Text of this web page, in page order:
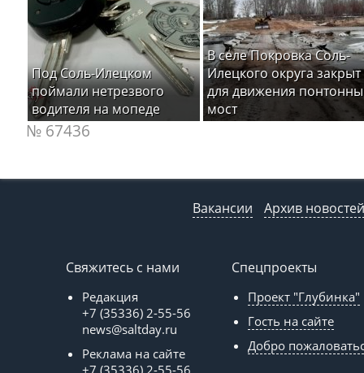
Под Соль-Илецком
поймали нетрезвого
водителя на мопеде
В селе Покровка Соль-
Илецкого округа закрыт
для движения
мост
№ 67436
Вакансии Архив новостей
Свяжитесь с нами
Редакция
+7 (35336) 2-55-56
news@saltday.ru
Реклама на сайте
+7 (35336) 2-55-56
Спецпроекты
Проект "Глубинка"
Гость на сайте
Добро